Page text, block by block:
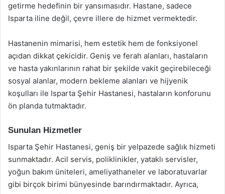
getirme hedefinin bir yansımasıdır. Hastane, sadece
Isparta iline değil, çevre illere de hizmet vermektedir.
Hastanenin mimarisi, hem estetik hem de fonksiyonel
açıdan dikkat çekicidir. Geniş ve ferah alanları, hastaların
ve hasta yakınlarının rahat bir şekilde vakit geçirebileceği
sosyal alanlar, modern bekleme alanları ve hijyenik
koşulları ile Isparta Şehir Hastanesi, hastaların konforunu
ön planda tutmaktadır.
Sunulan Hizmetler
Isparta Şehir Hastanesi, geniş bir yelpazede sağlık hizmeti
sunmaktadır. Acil servis, poliklinikler, yataklı servisler,
yoğun bakım üniteleri, ameliyathaneler ve laboratuvarlar
gibi birçok birimi bünyesinde barındırmaktadır. Ayrıca,